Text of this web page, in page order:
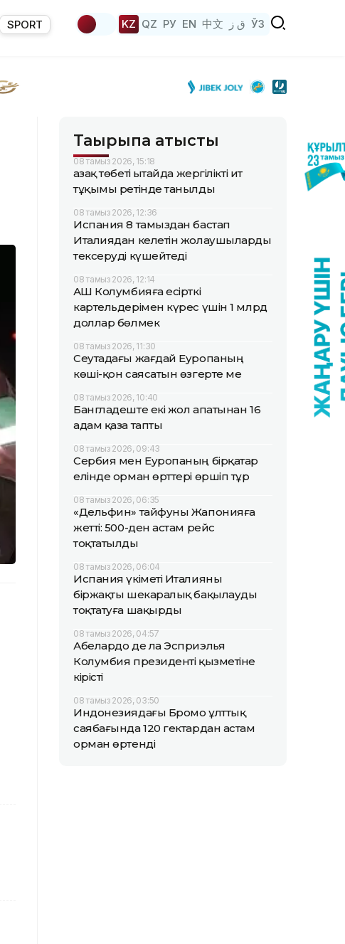
SPORT KZ QZ РУ EN 中文 ق ز ЎЗ
Тақырыпқа қатысты
08 тамыз 2026, 15:18
Қазақ төбеті Қытайда жергілікті ит
тұқымы ретінде танылды
08 тамыз 2026, 12:36
Испания 8 тамыздан бастап
Италиядан келетін жолаушыларды
тексеруді күшейтеді
08 тамыз 2026, 12:14
АҚШ Колумбияға есірткі
картельдерімен күрес үшін 1 млрд
доллар бөлмек
08 тамыз 2026, 11:30
Сеутадағы жағдай Еуропаның
көші-қон саясатын өзгерте ме
08 тамыз 2026, 10:40
Бангладеште екі жол апатынан 16
адам қаза тапты
08 тамыз 2026, 09:43
Сербия мен Еуропаның бірқатар
елінде орман өрттері өршіп тұр
08 тамыз 2026, 06:35
«Дельфин» тайфуны Жапонияға
жетті: 500-ден астам рейс
тоқтатылды
08 тамыз 2026, 06:04
Испания үкіметі Италияны
біржақты шекаралық бақылауды
тоқтатуға шақырды
08 тамыз 2026, 04:57
Абелардо де ла Эсприэлья
Колумбия президенті қызметіне
кірісті
08 тамыз 2026, 03:50
Индонезиядағы Бромо ұлттық
саябағында 120 гектардан астам
орман өртенді